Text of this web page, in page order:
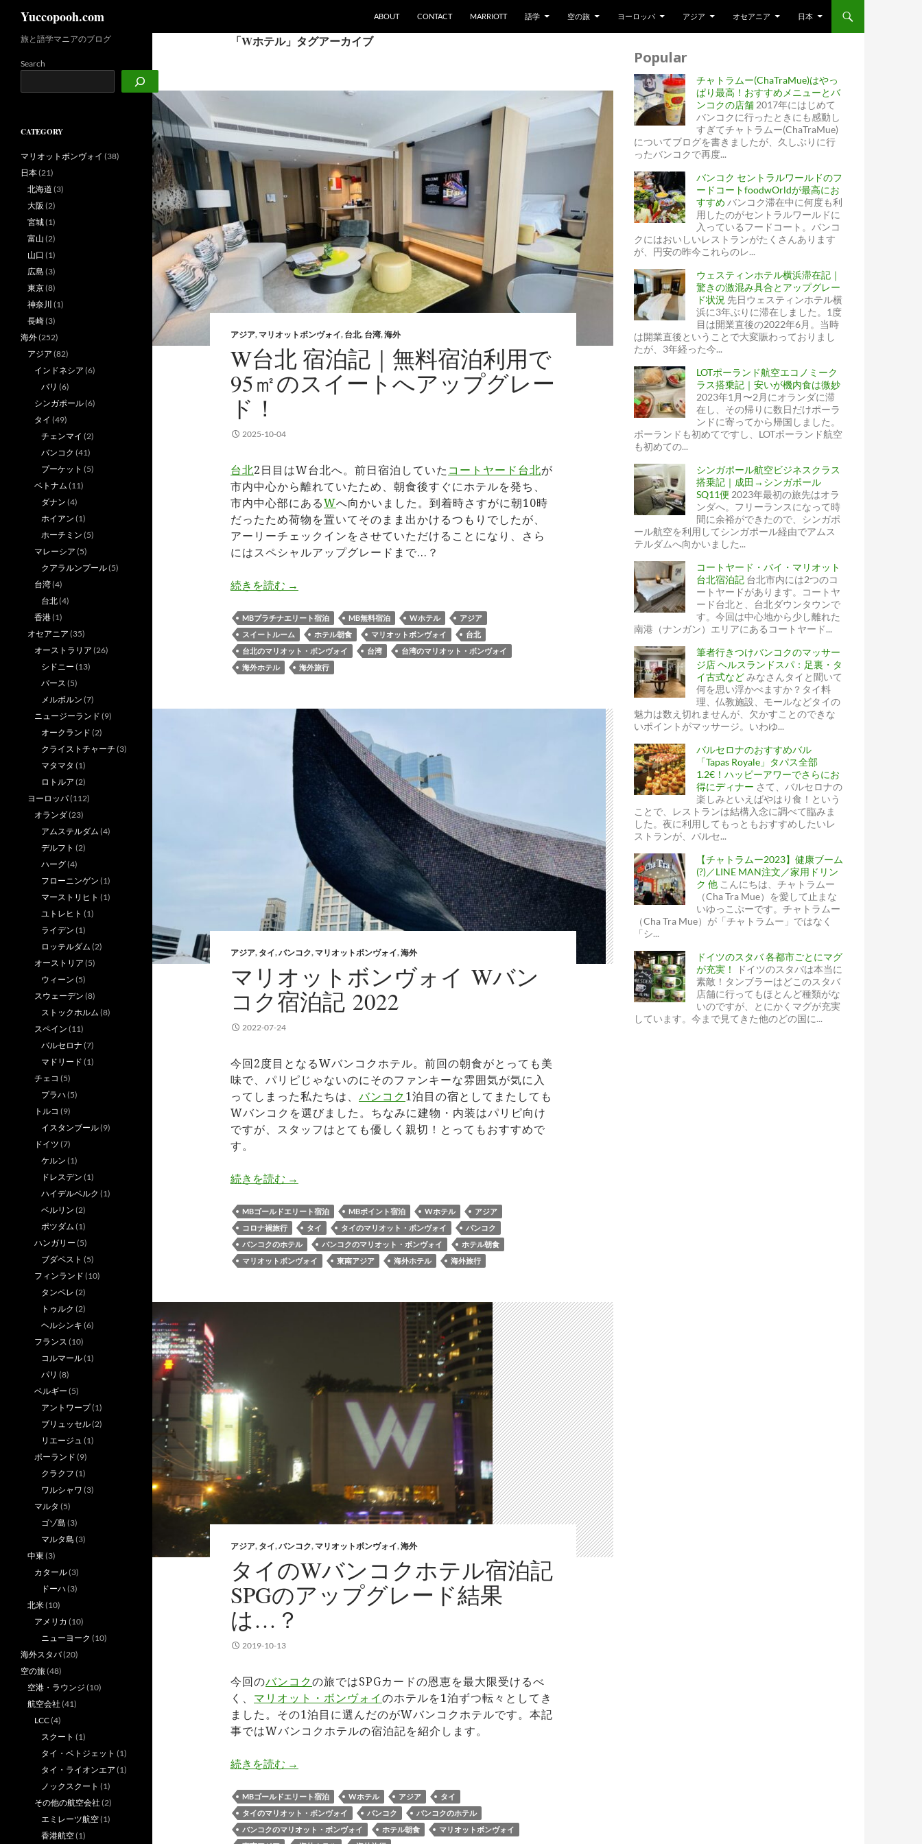
Yuccopooh.com ABOUT CONTACT MARRIOTT 語学 空の旅 ヨーロッパ アジア オセアニア 日本
「Wホテル」タグアーカイブ
アジア, マリオットボンヴォイ, 台北, 台湾,海外
W台北 宿泊記｜無料宿泊利用で
95㎡のスイートへアップグレー
ド！
2025-10-04
台北2日目はW台北へ。前日宿泊していた コートヤード台北が
市内中心から離れていたため、朝食後すぐにホテルを発ち、
市内中心部にあるWへ向かいました。到着時さすがに朝10時
だったため荷物を置いてそのまま出かけるつもりでしたが、
アーリーチェックインをさせていただけることになり、さら
にはスペシャルアップグレードまで…？
続きを読む W台北 宿泊記｜無料宿泊利用で95㎡のスイートへアップグレード！
→
MBプラチナエリート宿泊 MB無料宿泊 Wホテル
アジア
スイートルーム
ホテル朝食 マリオットボンヴォイ
台北
台北のマリオット・ボンヴォイ
台湾
台湾のマリオット・ボンヴォイ
海外ホテル
海外旅行
アジア, タイ,バンコク, マリオットボンヴォイ,海外
マリオットボンヴォイ Wバン
コク宿泊記 2022
2022-07-24
今回2度目となるWバンコクホテル。前回の朝食がとっても美
味で、パリピじゃないのにそのファンキーな雰囲気が気に入
ってしまった私たちは、 バンコク1泊目の宿としてまたしても
Wバンコクを選びました。ちなみに建物・内装はパリピ向け
ですが、スタッフはとても優しく親切！とってもおすすめで
す。
続きを読む マリオットボンヴォイ Wバンコク宿泊記 2022
→
MBゴールドエリート宿泊 MBポイント宿泊 Wホテル
アジア
コロナ禍旅行
タイ タイのマリオット・ボンヴォイ
バンコク
バンコクのホテル
バンコクのマリオット・ボンヴォイ
ホテル朝食
マリオットボンヴォイ
東南アジア 海外ホテル 海外旅行
アジア, タイ,バンコク, マリオットボンヴォイ,海外
タイのWバンコクホテル宿泊記
SPGのアップグレード結果
は…？
2019-10-13
今回のバンコクの旅ではSPGカードの恩恵を最大限受けるべ
く、 マリオット・ボンヴォイのホテルを1泊ずつ転々としてき
ました。その1泊目に選んだのがWバンコクホテルです。本記
事ではWバンコクホテルの宿泊記を紹介します。
続きを読む タイのWバンコクホテル宿泊記 spgのアップグレード結果は…？
→
MBゴールドエリート宿泊 Wホテル アジア
タイ
タイのマリオット・ボンヴォイ
バンコク
バンコクのホテル
バンコクのマリオット・ボンヴォイ
ホテル朝食
マリオットボンヴォイ
Popular
チャトラムー(ChaTraMue)はやっ
ぱり最高！おすすめメニューとバ
ンコクの店舗 2017年にはじめて
バンコクに行ったときにも感動し
すぎてチャトラムー(ChaTraMue)
についてブログを書きましたが、久しぶりに行
ったバンコクで再度...
バンコク セントラルワールドのフ
ードコートfoodwOrldが最高にお
すすめ バンコク滞在中に何度も利
用したのがセントラルワールドに
入っているフードコート。バンコ
クにはおいしいレストランがたくさんあります
が、円安の昨今これらのレ...
ウェスティンホテル横浜滞在記｜
驚きの激混み具合とアップグレー
ド状況 先日ウェスティンホテル横
浜に3年ぶりに滞在しました。1度
目は開業直後の2022年6月。当時
は開業直後ということで大変賑わっておりまし
たが、3年経った今...
LOTポーランド航空エコノミーク
ラス搭乗記｜安いが機内食は微妙
2023年1月〜2月にオランダに滞
在し、その帰りに数日だけポーラ
ンドに寄ってから帰国しました。
ポーランドも初めてですし、LOTポーランド航空
も初めての...
シンガポール航空ビジネスクラス
搭乗記｜成田→シンガポール
SQ11便 2023年最初の旅先はオラ
ンダへ。フリーランスになって時
間に余裕ができたので、シンガポ
ール航空を利用してシンガポール経由でアムス
テルダムへ向かいました...
コートヤード・バイ・マリオット
台北宿泊記 台北市内には2つのコ
ートヤードがあります。コートヤ
ード台北と、台北ダウンタウンで
す。今回は中心地から少し離れた
南港（ナンガン）エリアにあるコートヤード...
筆者行きつけバンコクのマッサー
ジ店 ヘルスランドスパ：足裏・タ
イ古式などみなさんタイと聞いて
何を思い浮かべますか？タイ料
理、仏教施設、モールなどタイの
魅力は数え切れませんが、欠かすことのできな
いポイントがマッサージ。いわゆ...
バルセロナのおすすめバル
「Tapas Royale」タパス全部
1.2€！ハッピーアワーでさらにお
得にディナー さて、バルセロナの
楽しみといえばやはり食！という
ことで、レストランは結構入念に調べて臨みま
した。夜に利用してもっともおすすめしたいレ
ストランが、バルセ...
【チャトラムー2023】健康ブーム
(?)／LINE MAN注文／家用ドリン
ク 他 こんにちは、チャトラムー
（Cha Tra Mue）を愛して止まな
いゆっこぷーです。チャトラムー
（Cha Tra Mue）が「チャトラムー」ではなく
「シ...
ドイツのスタバ 各都市ごとにマグ
が充実！
ドイツのスタバは本当に
素敵！タンブラーはどこのスタバ
店舗に行ってもほとんど種類がな
いのですが、とにかくマグが充実
しています。今まで見てきた他のどの国に...
旅と語学マニアのブログ
Search
CATEGORY
マリオットボンヴォイ (38)
日本(21)
北海道 (3)
大阪 (2)
宮城(1)
富山 (2)
山口 (1)
広島 (3)
東京(8)
神奈川 (1)
長崎(3)
海外(252)
アジア (82)
インドネシア (6)
バリ (6)
シンガポール(6)
タイ (49)
チェンマイ (2)
バンコク (41)
プーケット (5)
ベトナム (11)
ダナン (4)
ホイアン (1)
ホーチミン (5)
マレーシア (5)
クアラルンプール(5)
台湾(4)
台北(4)
香港(1)
オセアニア (35)
オーストラリア (26)
シドニー (13)
パース (5)
メルボルン (7)
ニュージーランド (9)
オークランド (2)
クライストチャーチ (3)
マタマタ (1)
ロトルア (2)
ヨーロッパ(112)
オランダ(23)
アムステルダム (4)
デルフト (2)
ハーグ(4)
フローニンゲン (1)
マーストリヒト (1)
ユトレヒト (1)
ライデン (1)
ロッテルダム (2)
オーストリア (5)
ウィーン (5)
スウェーデン (8)
ストックホルム (8)
スペイン (11)
バルセロナ (7)
マドリード (1)
チェコ (5)
プラハ(5)
トルコ (9)
イスタンブール(9)
ドイツ (7)
ケルン (1)
ドレスデン (1)
ハイデルベルク (1)
ベルリン (2)
ポツダム (1)
ハンガリー (5)
ブダペスト (5)
フィンランド (10)
タンペレ (2)
トゥルク (2)
ヘルシンキ (6)
フランス (10)
コルマール(1)
パリ (8)
ベルギー (5)
アントワープ(1)
ブリュッセル(2)
リエージュ (1)
ポーランド (9)
クラクフ (1)
ワルシャワ (3)
マルタ (5)
ゴゾ島 (3)
マルタ島 (3)
中東 (3)
カタール(3)
ドーハ(3)
北米(10)
アメリカ (10)
ニューヨーク (10)
海外スタバ(20)
空の旅(48)
空港・ラウンジ (10)
航空会社 (41)
LCC(4)
スクート (1)
タイ・ベトジェット (1)
タイ・ライオンエア (1)
ノックスクート (1)
その他の航空会社 (2)
エミレーツ航空(1)
香港航空(1)